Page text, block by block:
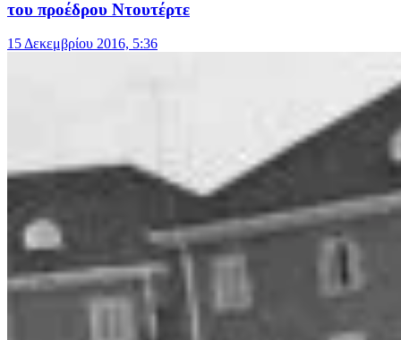
του προέδρου Ντουτέρτε
15 Δεκεμβρίου 2016, 5:36